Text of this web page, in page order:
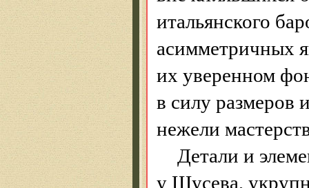
итальянского
асимметричных
их уверенном
в силу размеров
нежели
Детали и
у Щусева,